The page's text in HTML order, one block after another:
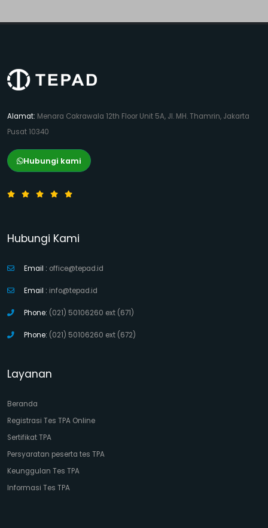
Alamat: Menara Cakrawala 12th Floor Unit 5A, Jl. MH. Thamrin, Jakarta
Pusat 10340
Hubungi kami
Hubungi Kami
Email : office@tepad.id
Email : info@tepad.id
Phone: (021) 50106260 ext (671)
Phone: (021) 50106260 ext (672)
Layanan
Beranda
Registrasi Tes TPA Online
Sertifikat TPA
Persyaratan peserta tes TPA
Keunggulan Tes TPA
Informasi Tes TPA